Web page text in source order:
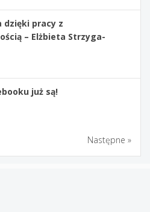
dzięki pracy z
– Elżbieta Strzyga-
już są!
Następne »